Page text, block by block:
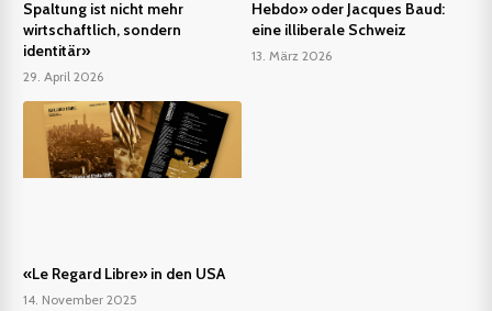
Spaltung ist nicht mehr
wirtschaftlich, sondern
identitär»
29. April 2026
Hebdo» oder Jacques Baud:
eine illiberale Schweiz
13. März 2026
«Le Regard Libre» in den USA
14. November 2025